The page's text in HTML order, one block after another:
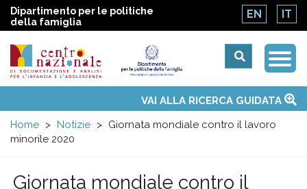
Dipartimento per le politiche
della famiglia
EN IT
Centro
nazionale
di
menu
Temi
Attività
Convenzione ONUVAI ALLA RICERCA GUIDATA
Home
Notizie
Giornata mondiale contro il lavoro
minorile 2020
Giornata mondiale contro il